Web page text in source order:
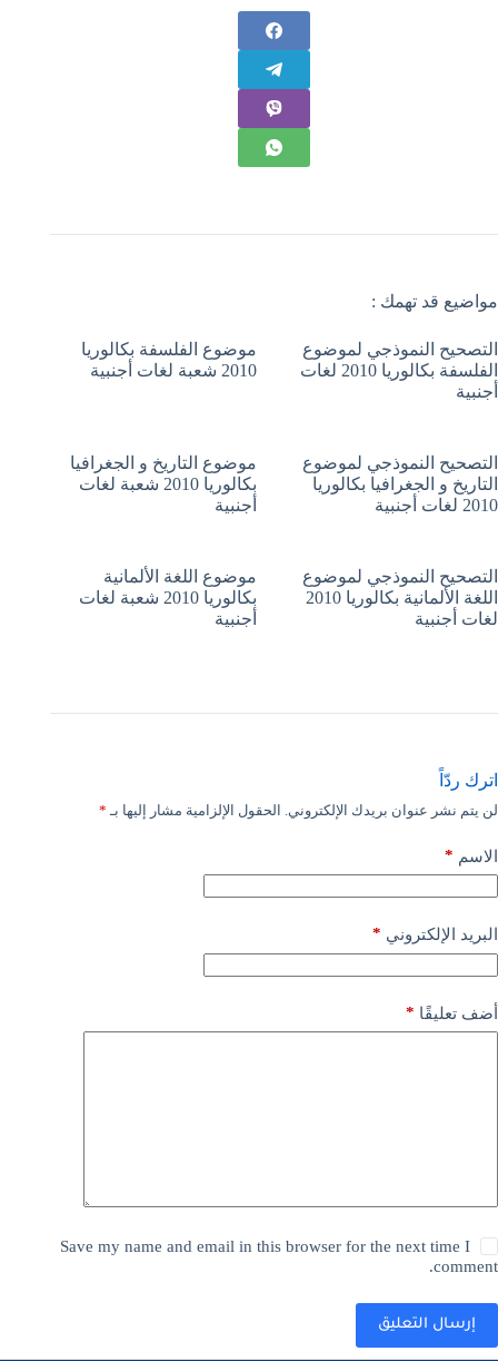
مواضيع قد تهمك :
التصحيح النموذجي لموضوع
الفلسفة بكالوريا 2010 لغات
أجنبية
موضوع الفلسفة بكالوريا
2010 شعبة لغات أجنبية
التصحيح النموذجي لموضوع
التاريخ و الجغرافيا بكالوريا
2010 لغات أجنبية
موضوع التاريخ و الجغرافيا
بكالوريا 2010 شعبة لغات
أجنبية
التصحيح النموذجي لموضوع
اللغة الألمانية بكالوريا 2010
لغات أجنبية
موضوع اللغة الألمانية
بكالوريا 2010 شعبة لغات
أجنبية
اترك ردّاً
لن يتم نشر عنوان بريدك الإلكتروني. الحقول الإلزامية مشار إليها بـ *
الاسم *
البريد الإلكتروني *
أضف تعليقًا *
Save my name and email in this browser for the next time I
comment.
إرسال التعليق